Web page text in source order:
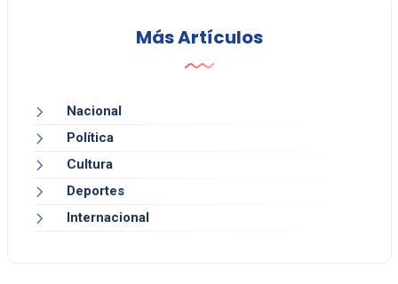
Más Artículos
Nacional
Política
Cultura
Deportes
Internacional